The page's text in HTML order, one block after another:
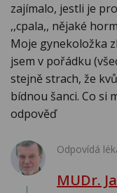
zajímalo, jestli je
,,cpala,, nějaké
Moje gynekoložka
jsem v pořádku
stejně strach, že
bídnou šanci. Co si
odpověď
Odpovídá
MUDr.